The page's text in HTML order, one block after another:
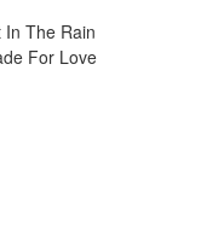
The Rain
For Love